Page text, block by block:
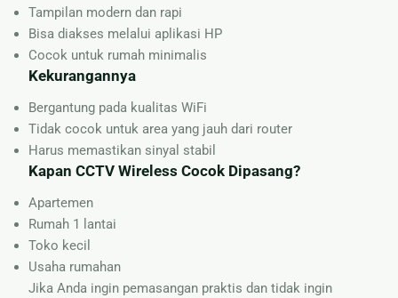
Tampilan modern dan rapi
Bisa diakses melalui aplikasi HP
Cocok untuk rumah minimalis
Kekurangannya
Bergantung pada kualitas WiFi
Tidak cocok untuk area yang jauh dari router
Harus memastikan sinyal stabil
Kapan CCTV Wireless Cocok Dipasang?
Apartemen
Rumah 1 lantai
Toko kecil
Usaha rumahan
Jika Anda ingin pemasangan praktis dan tidak ingin